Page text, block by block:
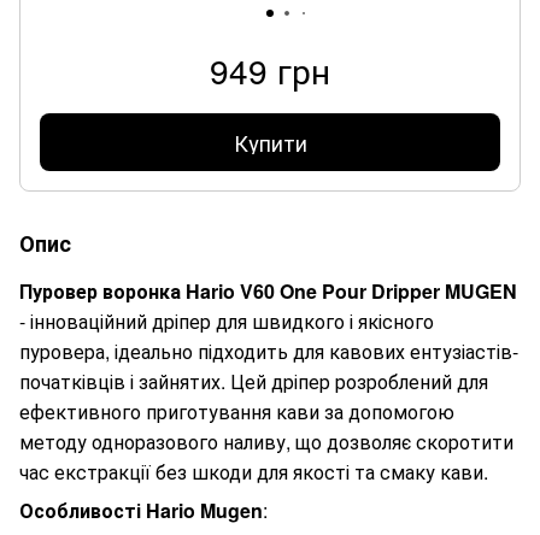
949 грн
Купити
Опис
Пуровер воронка Hario V60 One Pour Dripper MUGEN
- інноваційний дріпер для швидкого і якісного
пуровера, ідеально підходить для кавових ентузіастів-
початківців і зайнятих. Цей дріпер розроблений для
ефективного приготування кави за допомогою
методу одноразового наливу, що дозволяє скоротити
час екстракції без шкоди для якості та смаку кави.
Особливості Hario Mugen: